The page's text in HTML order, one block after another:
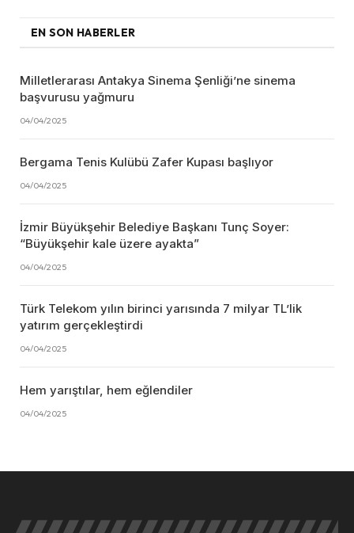
EN SON HABERLER
Milletlerarası Antakya Sinema Şenliği’ne sinema
başvurusu yağmuru
04/04/2025
Bergama Tenis Kulübü Zafer Kupası başlıyor
04/04/2025
İzmir Büyükşehir Belediye Başkanı Tunç Soyer:
“Büyükşehir kale üzere ayakta”
04/04/2025
Türk Telekom yılın birinci yarısında 7 milyar TL’lik
yatırım gerçekleştirdi
04/04/2025
Hem yarıştılar, hem eğlendiler
04/04/2025